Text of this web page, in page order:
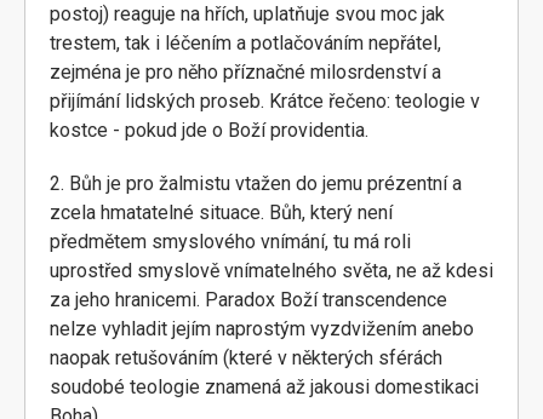
postoj) reaguje na hřích, uplatňuje svou moc jak
trestem, tak i léčením a potlačováním nepřátel,
zejména je pro něho příznačné milosrdenství a
přijímání lidských proseb. Krátce řečeno: teologie v
kostce - pokud jde o Boží providentia.
2. Bůh je pro žalmistu vtažen do jemu prézentní a
zcela hmatatelné situace. Bůh, který není
předmětem smyslového vnímání, tu má roli
uprostřed smyslově vnímatelného světa, ne až kdesi
za jeho hranicemi. Paradox Boží transcendence
nelze vyhladit jejím naprostým vyzdvižením anebo
naopak retušováním (které v některých sférách
soudobé teologie znamená až jakousi domestikaci